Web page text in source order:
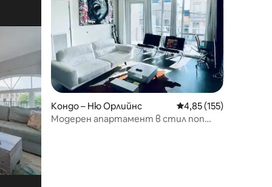
Кондо – Ню Орлийнс Средна оценка: 4,85
4,85 (155)
Модерен апартамент в стил поп